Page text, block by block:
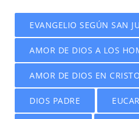
EVANGELIO SEGÚN SAN
AMOR DE DIOS A LOS
AMOR DE DIOS EN CRISTO
DIOS PADRE